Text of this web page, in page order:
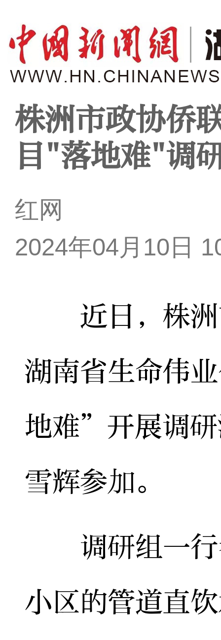
株洲市政协侨
目"落地难"调
红网
2024年04月10日
近日，株洲
湖南省生命伟
地难”开展调
雪辉参加。
调研组一行
小区的管道直